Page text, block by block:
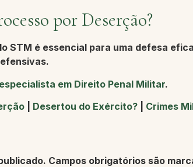
por Deserção?
STM é essencial para uma defesa
em Direito Penal Militar.
Desertou do Exército? Crimes
Campos obrigatórios são